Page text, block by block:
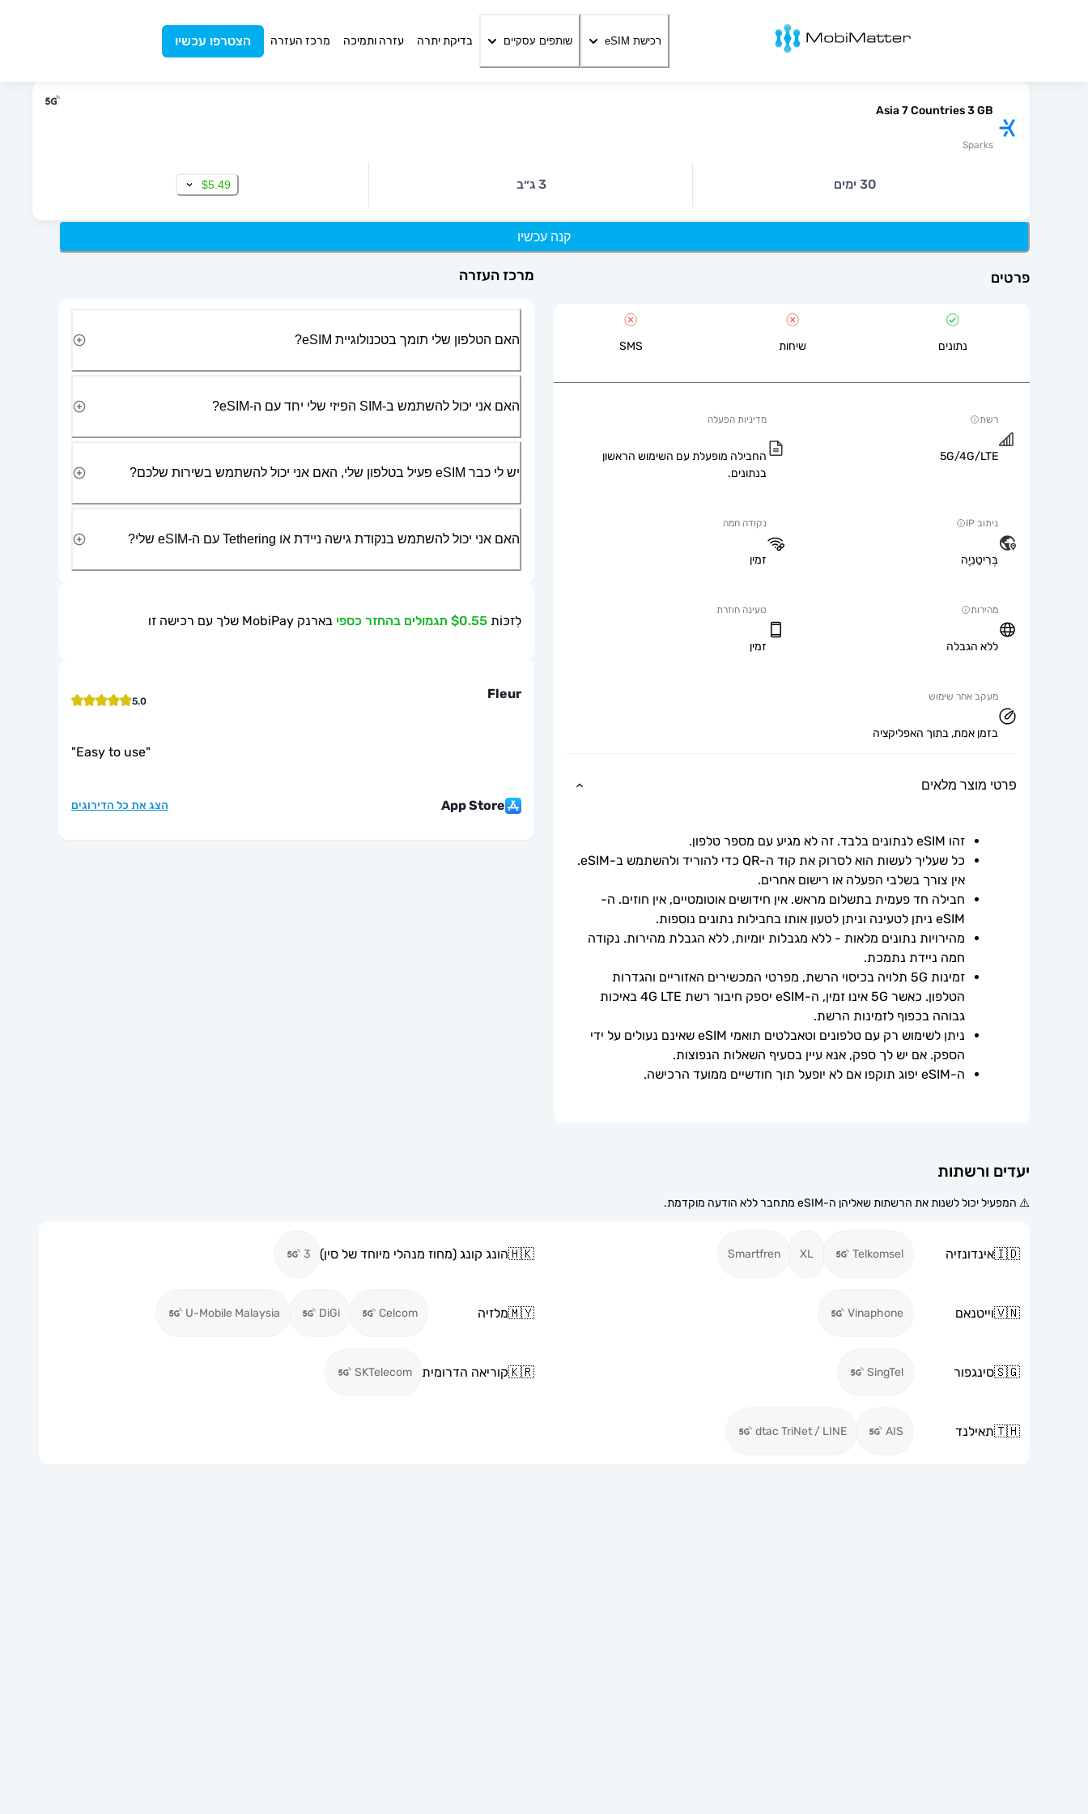
רכישת eSIM שותפים עסקיים בדיקת יתרה עזרה ותמיכה מרכז העזרה הצטרפו עכשיו
Asia 7 Countries 3 GB
Sparks
30 ימים 3 ג״ב $5.49
קנה עכשיו
פרטים
נתונים שיחות SMS
רשת
5G/4G/LTE
מדיניות הפעלה
החבילה מופעלת עם השימוש הראשון
בנתונים.
ניתוב IP
בְּרִיטַנִיָה
נקודה חמה
זמין
מהירות
ללא הגבלה
טעינה חוזרת
זמין
מעקב אחר שימוש
בזמן אמת, בתוך האפליקציה
פרטי מוצר מלאים
זהו eSIM לנתונים בלבד. זה לא מגיע עם מספר טלפון.
אין צורך בשלבי הפעלה או רישום אחרים.
חבילה חד פעמית בתשלום מראש. אין חידושים אוטומטיים, אין חוזים. ה-
eSIM ניתן לטעינה וניתן לטעון אותו בחבילות נתונים נוספות.
חמה ניידת נתמכת.
גבוהה בכפוף לזמינות הרשת.
הספק. אם יש לך ספק, אנא עיין בסעיף השאלות הנפוצות.
ה-eSIM יפוג תוקפו אם לא יופעל תוך חודשיים ממועד הרכישה.
יעדים ורשתות
⚠️ המפעיל יכול לשנות את הרשתות שאליהן ה-eSIM מתחבר ללא הודעה מוקדמת.
🇮🇩אינדונזיה Telkomsel
XL
Smartfren
🇭🇰הונג קונג (מחוז מנהלי מיוחד של סין) 3
🇻🇳וייטנאם Vinaphone
🇲🇾מלזיה Celcom
DiGi
U-Mobile Malaysia
🇸🇬סינגפור SingTel
🇰🇷קוריאה הדרומית SKTelecom
🇹🇭תאילנד AIS
dtac TriNet / LINE
מרכז העזרה
האם הטלפון שלי תומך בטכנולוגיית eSIM?
האם אני יכול להשתמש ב-SIM הפיזי שלי יחד עם ה-eSIM?
יש לי כבר eSIM פעיל בטלפון שלי, האם אני יכול להשתמש בשירות שלכם?
האם אני יכול להשתמש בנקודת גישה ניידת או Tethering עם ה-eSIM שלי?
לִזכּוֹת $0.55 תגמולים בהחזר כספי בארנק MobiPay שלך עם רכישה זו
Fleur
5.0
"Easy to use"
App Store הצג את כל הדירוגים